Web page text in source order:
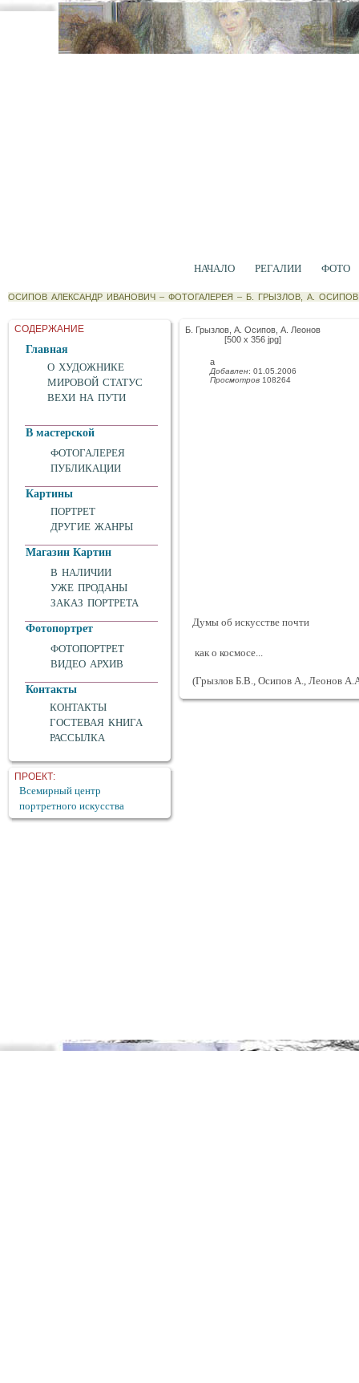
НАЧАЛО РЕГАЛИИ ФОТО
ОСИПОВ АЛЕКСАНДР ИВАНОВИЧ – ФОТОГАЛЕРЕЯ – Б. ГРЫЗЛОВ, А.
СОДЕРЖАНИЕ
Главная
О ХУДОЖНИКЕ
МИРОВОЙ СТАТУС
ВЕХИ НА ПУТИ
В мастерской
ФОТОГАЛЕРЕЯ
ПУБЛИКАЦИИ
Картины
ПОРТРЕТ
ДРУГИЕ ЖАНРЫ
Магазин Картин
В НАЛИЧИИ
УЖЕ ПРОДАНЫ
ЗАКАЗ ПОРТРЕТА
Фотопортрет
ФОТОПОРТРЕТ
ВИДЕО АРХИВ
Контакты
КОНТАКТЫ
ГОСТЕВАЯ КНИГА
РАССЫЛКА
ПРОЕКТ:
Всемирный центр
портретного искусства
Б. Грызлов, А. Осипов, А. Леонов
[500 x 356 jpg]
а
Добавлен: 01.05.2006
Просмотров108264
Думы об искусстве почти
как о космосе...
(Грызлов Б.В., Осипов А., Леонов